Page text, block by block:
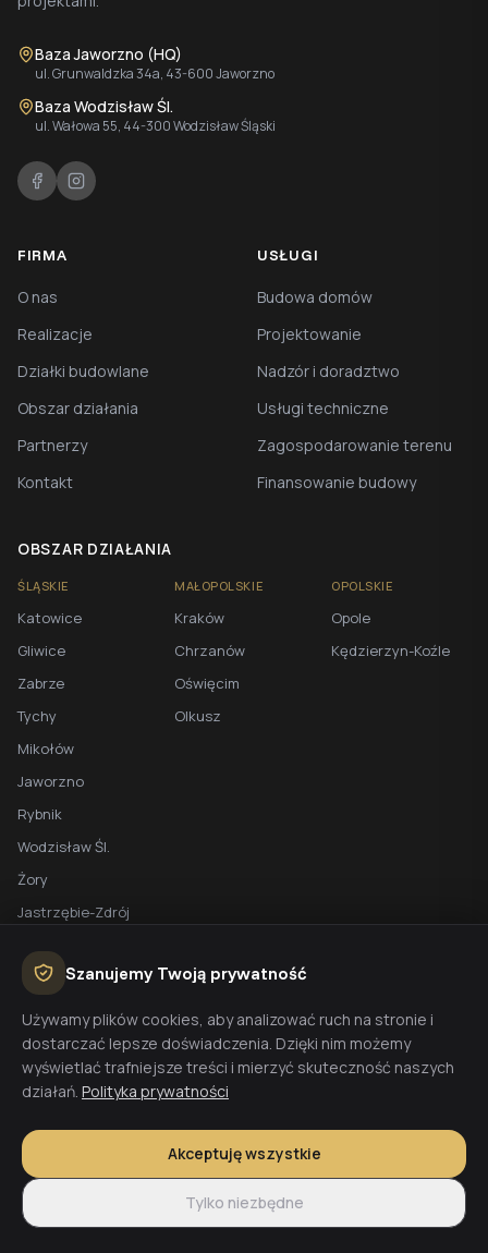
Baza Jaworzno (HQ)
ul. Grunwaldzka 34a, 43-600 Jaworzno
Baza Wodzisław Śl.
ul. Wałowa 55, 44-300 Wodzisław Śląski
FIRMA
O nas
Realizacje
Działki budowlane
Obszar działania
Partnerzy
Kontakt
USŁUGI
Budowa domów
Projektowanie
Nadzór i doradztwo
Usługi techniczne
Zagospodarowanie terenu
Finansowanie budowy
OBSZAR DZIAŁANIA
ŚLĄSKIE
Katowice
Gliwice
Zabrze
Tychy
Mikołów
Jaworzno
Rybnik
Wodzisław Śl.
Żory
Jastrzębie-Zdrój
MAŁOPOLSKIE
Kraków
Chrzanów
Oświęcim
Olkusz
OPOLSKIE
Opole
Kędzierzyn-Koźle
BEZPŁATNA WYCENA
Planujesz budowę domu? Skontaktuj się z nami - przygotujemy
wycenę w 48h.
Wyceń budowę
© 2026 CoreLTB Builders sp. z o.o. Wszelkie prawa zastrzeżone.
Szanujemy Twoją prywatność
Używamy plików cookies, aby analizować ruch na stronie i
dostarczać lepsze doświadczenia. Dzięki nim możemy
wyświetlać trafniejsze treści i mierzyć skuteczność naszych
działań. Polityka prywatności
Akceptuję wszystkie
Tylko niezbędne